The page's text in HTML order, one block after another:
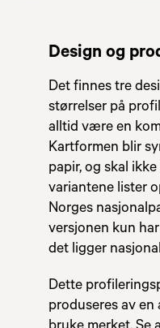
Design og
Det finnes tre
størrelser på
alltid være en
Kartformen blir
papir, og skal
variantene lister
Norges
versjonen kun
det ligger
Dette
produseres av